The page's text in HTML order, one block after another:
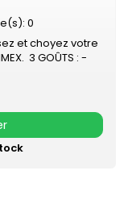
0
et choyez votre
3 GOÛTS : -